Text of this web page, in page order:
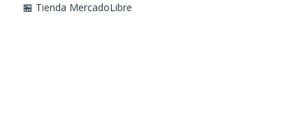
🏪 Tienda MercadoLibre